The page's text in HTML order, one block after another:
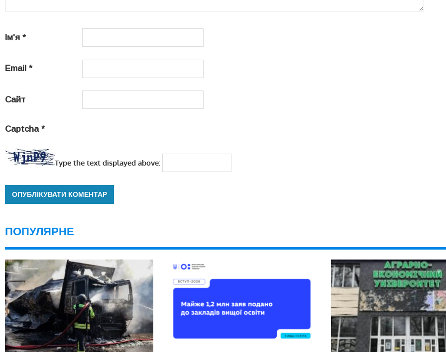
Ім'я *
Email *
Сайт
Captcha *
Type the text displayed above:
ПОПУЛЯРНЕ